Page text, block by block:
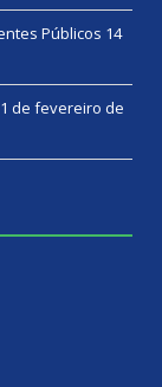
Públicos 14
1 de fevereiro de